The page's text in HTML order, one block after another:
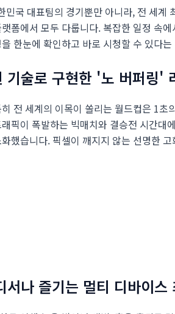
민국 대표팀의 경기뿐만 아니라, 전 세
폼에서 모두 다룹니다. 복잡한 일정 속
한눈에 확인하고 바로 시청할 수 있다
술로 구현한 '노 버퍼링'
전 세계의 이목이 쏠리는 월드컵은 1
픽이 폭발하는 빅매치와 결승전 시간
했습니다. 픽셀이 깨지지 않는 선명한
나 즐기는 멀티 디바이스